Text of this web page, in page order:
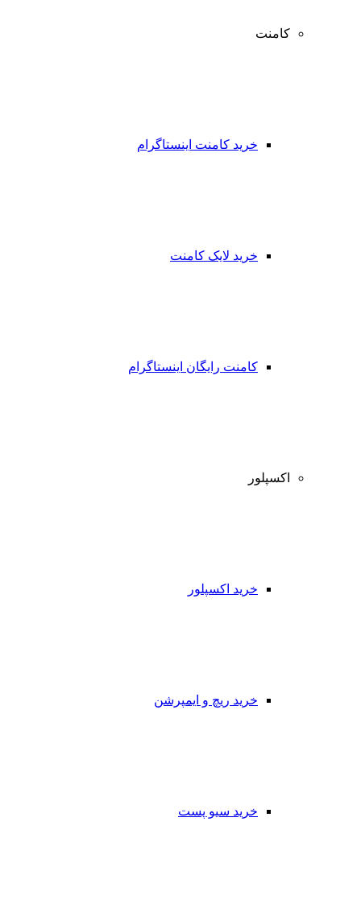
کامنت
خرید کامنت اینستاگرام
خرید لایک کامنت
کامنت رایگان اینستاگرام
اکسپلور
خرید اکسپلور
خرید ریچ و ایمپرشن
خرید سیو پست